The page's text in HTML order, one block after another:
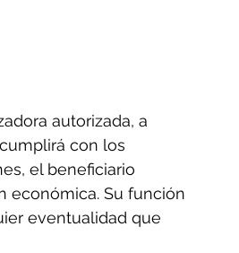
autorizada, a
con los
el beneficiario
económica. Su función
eventualidad que